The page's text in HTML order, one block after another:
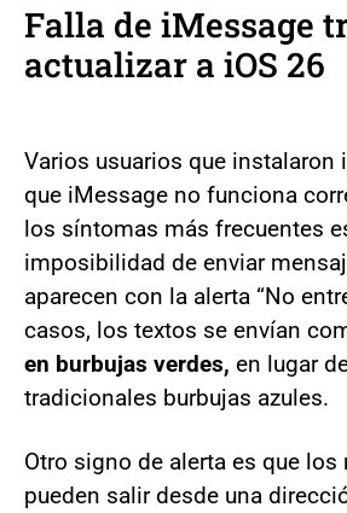
Falla de iMessage
actualizar a iOS 26
Varios usuarios que instalaron
que iMessage no funciona
los síntomas más frecuentes
imposibilidad de enviar
aparecen con la alerta “No
casos, los textos se envían
en burbujas verdes, en lugar
tradicionales burbujas azules.
Otro signo de alerta es que los
pueden salir desde una